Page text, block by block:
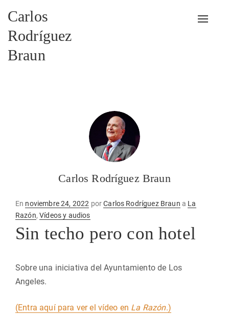
Carlos
Rodríguez
Braun
Carlos Rodríguez Braun
En Publicado
en
noviembre 24, 2022 porCarlos Rodríguez Braun a La
Razón,Vídeos y audios
Sin techo pero con hotel
Sobre una iniciativa del Ayuntamiento de Los
Angeles.
(Entra aquí para ver el vídeo en La Razón.)